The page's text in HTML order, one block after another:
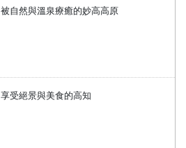
被自然與溫泉療癒的妙高高原
享受絕景與美食的高知